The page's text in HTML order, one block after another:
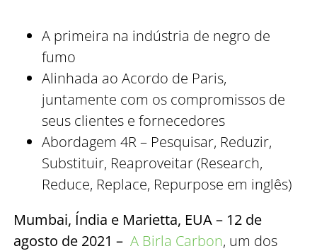
A primeira na indústria de negro de
fumo
Alinhada ao Acordo de Paris,
juntamente com os compromissos de
seus clientes e fornecedores
Abordagem 4R – Pesquisar, Reduzir,
Substituir, Reaproveitar (Research,
Reduce, Replace, Repurpose em inglês)
Mumbai, Índia e Marietta, EUA – 12 de
agosto de 2021 – A Birla Carbon, um dos